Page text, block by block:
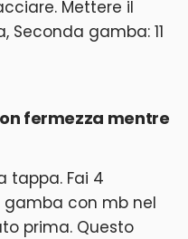
Mettere il
Seconda gamba: 11
fermezza mentre
tappa. Fai 4
con mb nel
prima. Questo